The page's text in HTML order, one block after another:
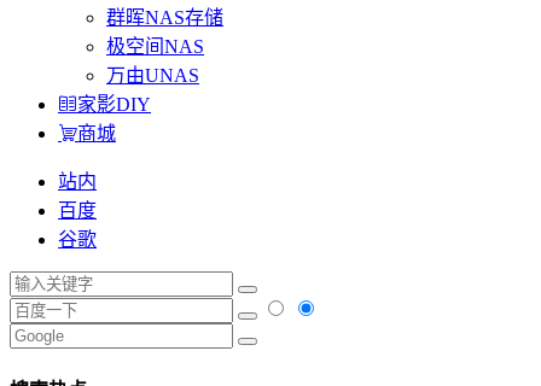
群晖NAS存储
极空间NAS
万由UNAS
家影DIY
商城
站内
百度
谷歌